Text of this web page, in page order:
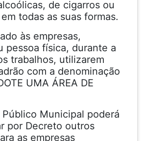
de cigarros ou
todas as suas formas.
às empresas,
pessoa física, durante a
trabalhos, utilizarem
com a denominação
UMA ÁREA DE
Público Municipal poderá
por Decreto outros
as empresas